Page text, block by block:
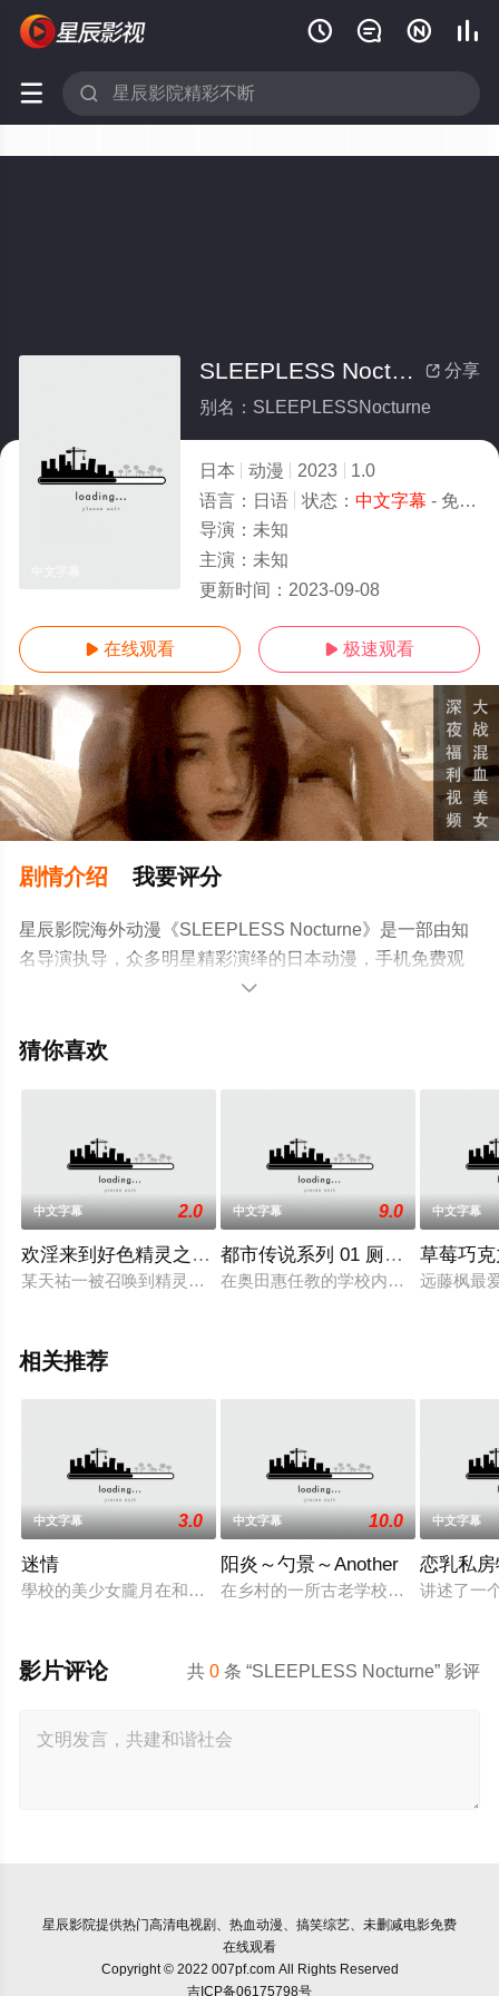
   
 
 分享
SLEEPLESS Nocturne
别名：SLEEPLESSNocturne
日本 动漫 2023
1.0
语言： 日语 状态： 中文字幕 - 免费在线观看
导演： 未知
主演： 未知
更新时间： 2023-09-08
 在线观看  极速观看
剧情介绍 我要评分
星辰影院海外动漫《SLEEPLESS Nocturne》是一部由知
名导演执导，众多明星精彩演绎的日本动漫，手机免费观
看高清无删减完整版动漫全集就来星辰影视，更多相关信

猜你喜欢
中文字幕 2.0
欢淫来到好色精灵之森！ 02 196glod0075
某天祐一被召唤到精灵的世界阿尔芙赫留姆，要他拯救濒临灭
中文字幕 9.0
都市传说系列 01 厕所里的花子
在奥田惠任教的学校内、有个大家相
中文字幕
草莓巧
远藤枫最
相关推荐
中文字幕 3.0
迷情
學校的美少女朧月在和男朋友幽會時，被兩個流氓糾纏，男友
中文字幕 10.0
阳炎～勺景～Another
在乡村的一所古老学校建筑中，雾岛
中文字幕
恋乳私
讲述了一
共0 条 “SLEEPLESS Nocturne” 影评
影片评论
星辰影院提供热门高清电视剧、热血动漫、搞笑综艺、未删减电影免费
在线观看
Copyright © 2022 007pf.com All Rights Reserved
吉ICP备06175798号